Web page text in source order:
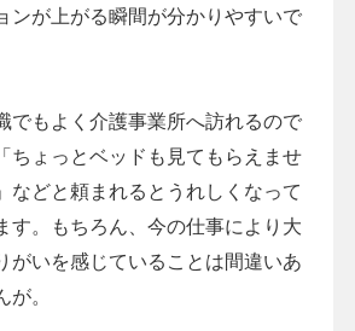
ンが上がる瞬間が分かりやすいで
でもよく介護事業所へ訪れるので
ちょっとベッドも見てもらえませ
などと頼まれるとうれしくなって
す。もちろん、今の仕事により大
がいを感じていることは間違いあ
が。